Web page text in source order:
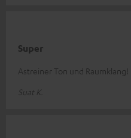
Super
Astreiner Ton und Raumklang!
Suat K.